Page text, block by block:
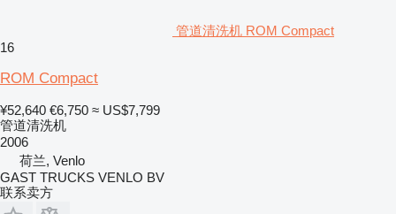
管道清洗机 ROM Compact
16
ROM Compact
¥52,640 €6,750 ≈ US$7,799
管道清洗机
2006
荷兰, Venlo
GAST TRUCKS VENLO BV
联系卖方